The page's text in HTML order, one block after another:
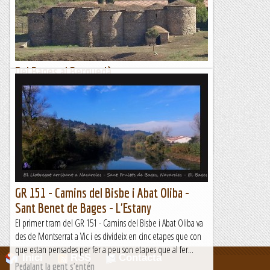
pujar a Prat de Reo per escalar a la zona del fals pollegó...
Sisbemessanapren
Del Bages al Berguedà
Em quedat a prop de Manresa i més o menys a l'hora ens
trobem per iniciar la ruta cap al Berguedà.Fem parada a
veure els Tres Salts del riu Llobregat i també les Tines que
hi...
Les Rutes d'en Toti
GR 151 - Camins del Bisbe i Abat Oliba -
Sant Benet de Bages - L'Estany
El primer tram del GR 151 - Camins del Bisbe i Abat Oliba va
des de Montserrat a Vic i es divideix en cinc etapes que con
que estan pensades per fer a peu son etapes que al fer...
Pedalant la gent s'entén
Inici RSS Contacta